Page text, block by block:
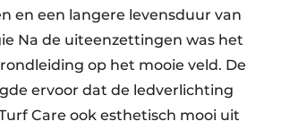
en een langere levensduur van
Na de uiteenzettingen was het
op het mooie veld. De
ervoor dat de ledverlichting
Care ook esthetisch mooi uit